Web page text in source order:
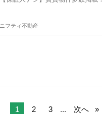
ニフティ不動産
1 2 3 ... 次へ